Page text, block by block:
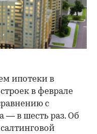
ипотеки в
в феврале
с
— в шесть раз. Об